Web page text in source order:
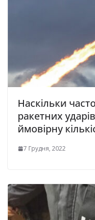
Наскільки
ракетних
ймовірну
7 Грудня, 2022